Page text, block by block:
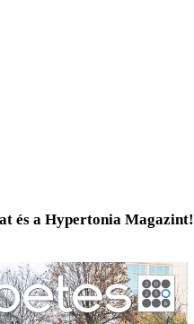
és a Hypertonia Magazint!